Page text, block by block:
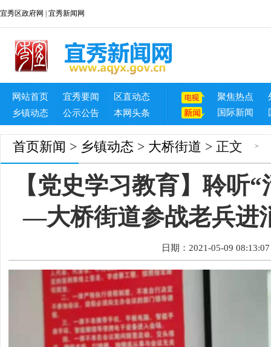
宜秀区政府网 宜秀新闻网
网站首页 宜秀要闻
区直动态
乡镇动态
公示公告 本网头条
聚焦热点
国际新闻
首页 >
新闻 > 乡镇动态 > 大桥街道 > 正文
【党史学习教育】聆听
—大桥街道参战老兵进
日期：2021-05-09 08:13:07